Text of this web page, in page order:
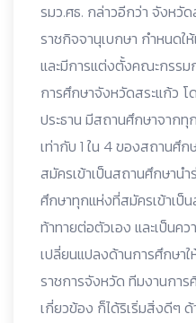
รมว.ศธ. กล่าวอีกว่า จังหวัด
ราชกิจจานุเบกษา กำหนด
และมีการแต่งตั้งคณะกรร
การศึกษาจังหวัดสระแก้ว
ประธาน มีสถานศึกษาจาก
เท่ากับ 1 ใน 4 ของสถานศึ
สมัครเข้าเป็นสถานศึกษาน
ศึกษาทุกแห่งที่สมัครเข้าเป็
ท้าทายต่อตัวเอง และเป็น
เปลี่ยนแปลงด้านการศึกษา
ราชการจังหวัด ทีมงานกา
เกี่ยวข้อง ก็ได้ริเริ่มสิ่งดีๆ